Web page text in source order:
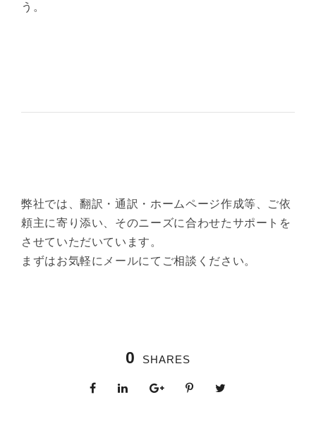
う。
弊社では、翻訳・通訳・ホームページ作成等、ご依
頼主に寄り添い、そのニーズに合わせたサポートを
させていただいています。
まずはお気軽に メールにてご相談ください。
0 SHARES